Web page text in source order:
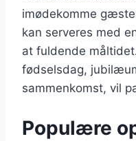
imødekomme
kan serveres med
at fuldende
fødselsdag,
sammenkomst, vil
Populære